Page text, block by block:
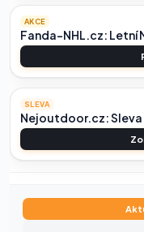
AKCE
Fanda-NHL.cz: Letní
SLEVA
Nejoutdoor.cz: Sleva